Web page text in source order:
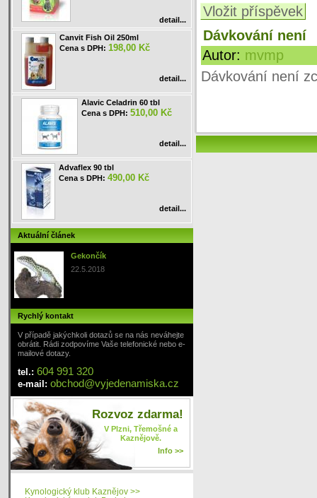
Vložit příspěvek
Dávkování není
Autor: mvmp
Dávkování není
detail...
Canvit Fish Oil 250ml
Cena s DPH: 198,00 Kč
detail...
Alavic Celadrin 60 tbl
Cena s DPH: 510,00 Kč
detail...
Advaflex 90 tbl
Cena s DPH: 490,00 Kč
detail...
Aktuální článek
Gekončík
22.5.2018
Rychlý kontakt
V případě jakýchkoli dotazů se na nás neváhejte
obrátit. Rádi zodpovíme Vaše telefonické nebo e-
mailové dotazy.
tel.: 604 991 320
e-mail: obchod@vyjedenamiska.cz
Rozvoz zdarma!
V Plzni, Třemošné a
Kaznějově.
Info >>
Kynologický klub Kaznějov >>